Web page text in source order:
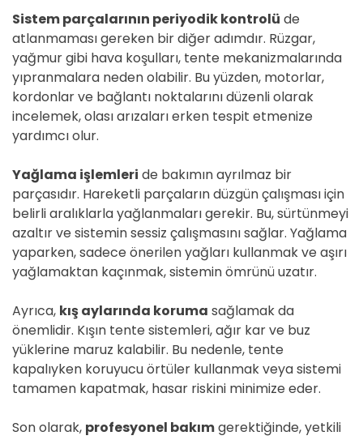
Sistem parçalarının periyodik kontrolü de
atlanmaması gereken bir diğer adımdır. Rüzgar,
yağmur gibi hava koşulları, tente mekanizmalarında
yıpranmalara neden olabilir. Bu yüzden, motorlar,
kordonlar ve bağlantı noktalarını düzenli olarak
incelemek, olası arızaları erken tespit etmenize
yardımcı olur.
Yağlama işlemleri de bakımın ayrılmaz bir
parçasıdır. Hareketli parçaların düzgün çalışması için
belirli aralıklarla yağlanmaları gerekir. Bu, sürtünmeyi
azaltır ve sistemin sessiz çalışmasını sağlar. Yağlama
yaparken, sadece önerilen yağları kullanmak ve aşırı
yağlamaktan kaçınmak, sistemin ömrünü uzatır.
Ayrıca, kış aylarında koruma sağlamak da
önemlidir. Kışın tente sistemleri, ağır kar ve buz
yüklerine maruz kalabilir. Bu nedenle, tente
kapalıyken koruyucu örtüler kullanmak veya sistemi
tamamen kapatmak, hasar riskini minimize eder.
Son olarak, profesyonel bakımgerektiğinde, yetkili